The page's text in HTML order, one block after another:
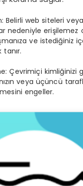
Belirli web siteleri
nedeniyle erişilemez
ve istediğiniz
Çevrimiçi kimliğinizi
veya üçüncü
engeller.